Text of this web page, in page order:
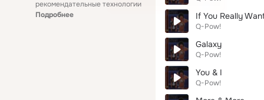
рекомендательные технологии
Подробнее
If You Really
Q-Pow!
Galaxy
Q-Pow!
You & I
Q-Pow!